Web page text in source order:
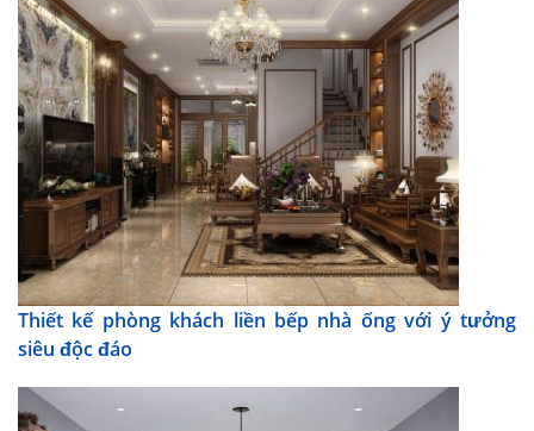
Thiết kế phòng khách liền bếp nhà ống với ý tưởng
siêu độc đáo